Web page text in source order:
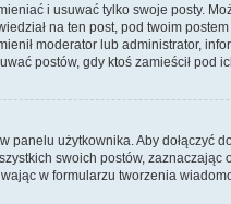
i usuwać tylko swoje posty.
na ten post, pod twoim
moderator lub administrator,
postów, gdy ktoś zamieścił pod
użytkownika. Aby dołączyć
swoich postów,
w formularzu tworzenia